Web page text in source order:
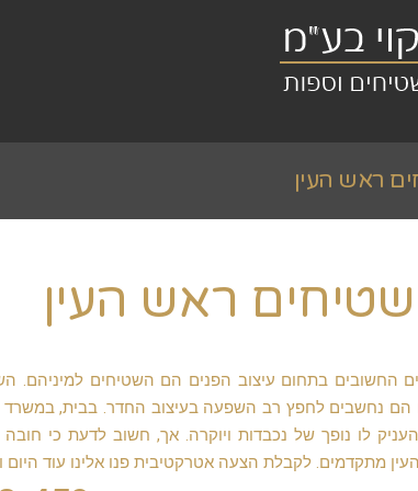
ראש העין
שטיחים ראש העין
החשובים בתחום עיצוב הפנים הם השטיחים למיניהם.
הם נחשבים לחפץ רב השפעה בעיצוב החדר. בבית,
לו נופך של נכבדות ויוקרה. אך, חשוב לדעת כי
מתקדמים. לקבלת הצעה אטרקטיבית פנו אלינו עוד היום